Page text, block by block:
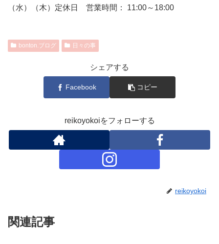
（水）（木）定休日 営業時間： 11:00～18:00
bonton.ブログ 日々の事
シェアする
Facebook コピー
reikoyokoiをフォローする
reikoyokoi
関連記事